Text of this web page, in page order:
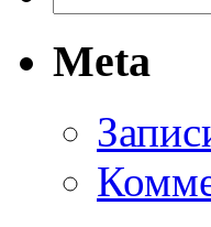
Meta